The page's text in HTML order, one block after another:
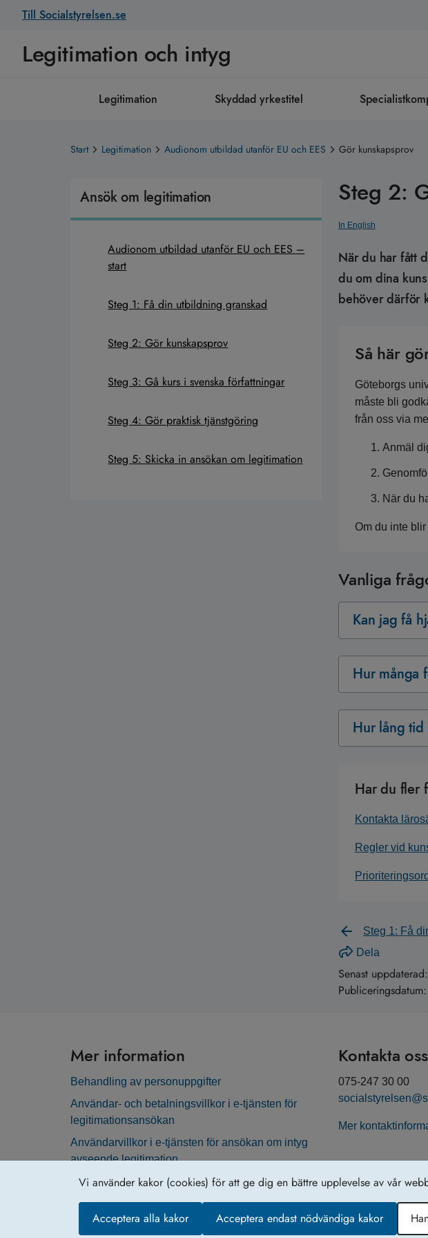
Vi använder kakor (cookies) för att ge dig en bättre upplevelse av vår
Acceptera alla kakor Acceptera endast nödvändiga kakor
Till Socialstyrelsen.se
Legitimation och intyg
Legitimation Skyddad yrkestitel
Start Legitimation Audionom utbildad utanför EU och EES Gör kunskapsprov
Ansök om legitimation
Audionom utbildad utanför EU och EES –
start
Steg 1: Få din utbildning granskad
Steg 2: Gör kunskapsprov
Steg 3: Gå kurs i svenska författningar
Steg 4: Gör praktisk tjänstgöring
Steg 5: Skicka in ansökan om legitimation
Steg 2:
In English
När du har fått
du om dina
behöver därför
Så här
Göteborgs
måste bli
från oss via
Anmäl
När du
Om du inte
Vanliga
Kan jag få
Hur många
Hur lång tid
Har du fler
Kontakta
Regler vid
Steg 1: Få
Dela
Senast uppdaterad:
Publiceringsdatum:
Mer information
Behandling av personuppgifter
Användar- och betalningsvillkor i e-tjänsten för
legitimationsansökan
Användarvillkor i e-tjänsten för ansökan om intyg
avseende legitimation
Kontakta oss
075-247 30 00
Mer